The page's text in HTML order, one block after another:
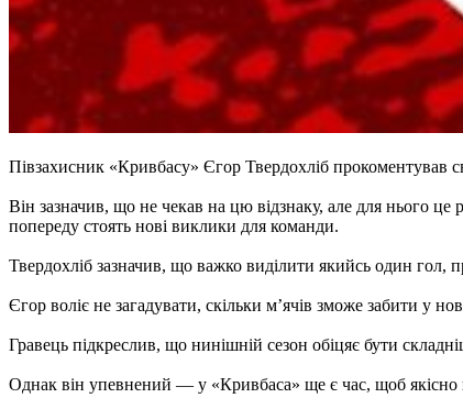
Півзахисник «Кривбасу» Єгор Твердохліб прокоментував
Він зазначив, що не чекав на цю відзнаку, але для нього
попереду стоять нові виклики для команди.
Твердохліб зазначив, що важко виділити якийсь один гол,
Єгор воліє не загадувати, скільки м’ячів зможе забити у
Гравець підкреслив, що нинішній сезон обіцяє бути
Однак він упевнений — у «Кривбаса» ще є час, щоб якісно